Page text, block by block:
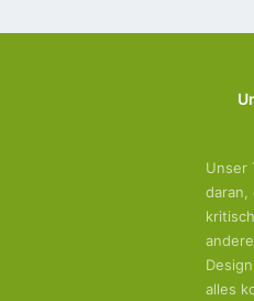
Unser
daran,
alles